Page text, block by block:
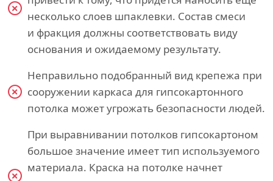
несколько слоев шпаклевки. Состав смеси
и фракция должны соответствовать виду
основания и ожидаемому результату.
Неправильно подобранный вид крепежа при
сооружении каркаса для гипсокартонного
потолка может угрожать безопасности людей.
При выравнивании потолков гипсокартоном
большое значение имеет тип используемого
материала. Краска на потолке начнет